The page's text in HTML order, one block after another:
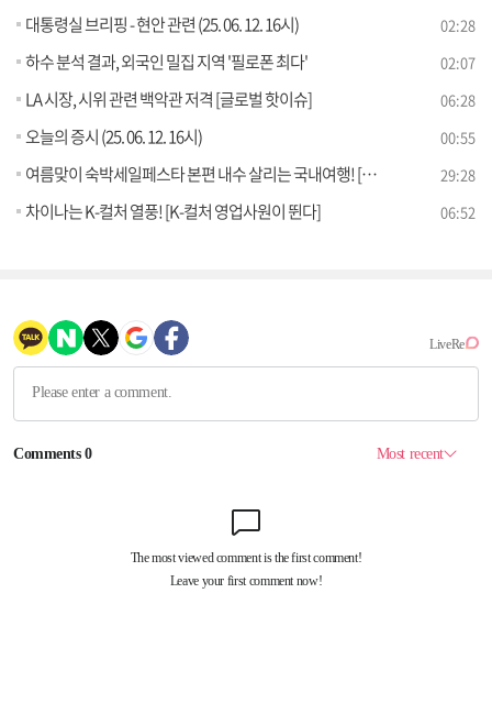
대통령실 브리핑 - 현안 관련 (25. 06. 12. 16시) 02:28
하수 분석 결과, 외국인 밀집 지역 '필로폰 최다' 02:07
LA 시장, 시위 관련 백악관 저격 [글로벌 핫이슈] 06:28
오늘의 증시 (25. 06. 12. 16시) 00:55
여름맞이 숙박세일페스타 본편 내수 살리는 국내여행! [여행을 떠나요] 29:28
차이나는 K-컬처 열풍! [K-컬처 영업사원이 뛴다] 06:52